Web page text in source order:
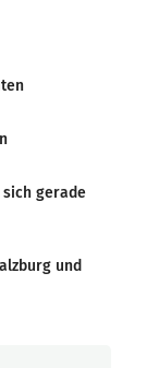
gerade
und